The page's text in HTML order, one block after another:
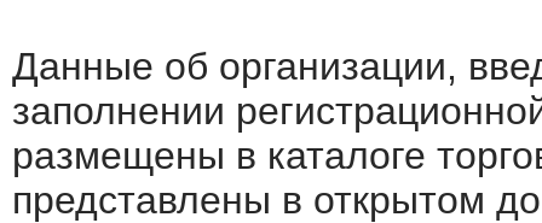
Данные об организации,
заполнении
размещены в каталоге
представлены в открытом